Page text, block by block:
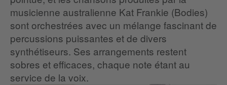
musicienne australienne Kat Frankie (Bodies)
sont orchestrées avec un mélange fascinant de
percussions puissantes et de divers
synthétiseurs. Ses arrangements restent
sobres et efficaces, chaque note étant au
service de la voix.